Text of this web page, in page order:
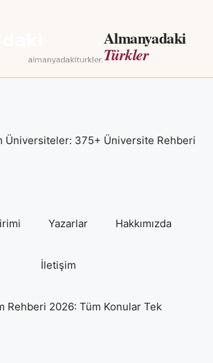
Almanyadaki
Türkler
Üniversiteler: 375+ Üniversite Rehberi
Yazarlar Hakkımızda
İletişim
Rehberi 2026: Tüm Konular Tek